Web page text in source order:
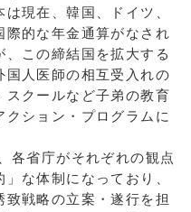
現在、韓国、ドイツ、
際的な年金通算がなされ
この締結国を拡大する
国人医師の相互受入れの
スクールなど子弟の教育
ション・プログラムに
省庁がそれぞれの観点
な体制になっており、
戦略の立案・遂行を担